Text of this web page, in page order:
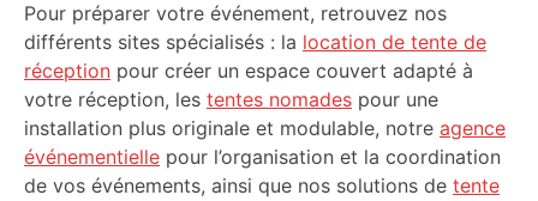
Pour préparer votre événement, retrouvez nos
différents sites spécialisés : la location de tente de
réception pour créer un espace couvert adapté à
votre réception, les tentes nomades pour une
installation plus originale et modulable, notre agence
événementielle pour l’organisation et la coordination
de vos événements, ainsi que nos solutions de tente